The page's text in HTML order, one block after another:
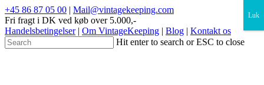
+45 86 87 05 00 | Mail@vintagekeeping.com
Fri fragt i DK ved køb over 5.000,-
Handelsbetingelser| Om VintageKeeping | Blog | Kontakt os
Hit enter to search or ESC to close
×
Luk